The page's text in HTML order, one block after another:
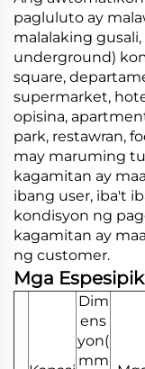
pagluluto ay
malalaking
underground)
square,
supermarket,
opisina,
park, restawran,
may maruming
kagamitan ay
ibang user, iba't
kondisyon ng
kagamitan ay
ng customer.
Mga
Dim
ens
yon(
mm